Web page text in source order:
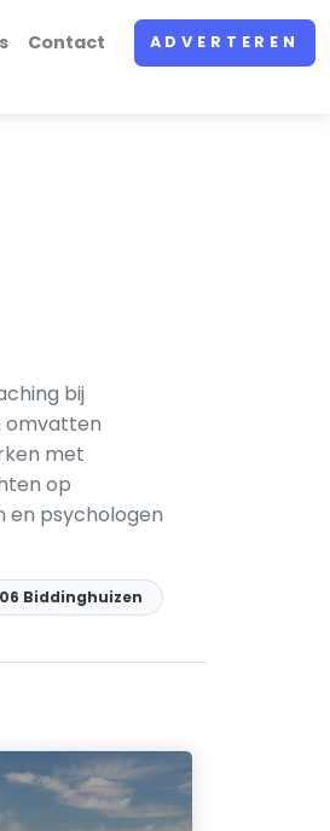
Contact ADVERTEREN
bij
omvatten
met
op
en psychologen
Biddinghuizen